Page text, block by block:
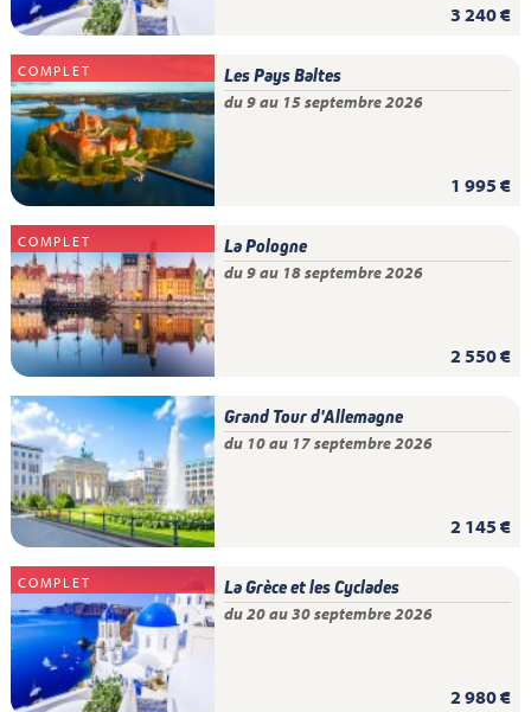
3 240 €
COMPLET Les Pays Baltes
du 9 au 15 septembre 2026
1 995 €
COMPLET La Pologne
du 9 au 18 septembre 2026
2 550 €
Grand Tour d'Allemagne
du 10 au 17 septembre 2026
2 145 €
COMPLET La Grèce et les Cyclades
du 20 au 30 septembre 2026
2 980 €